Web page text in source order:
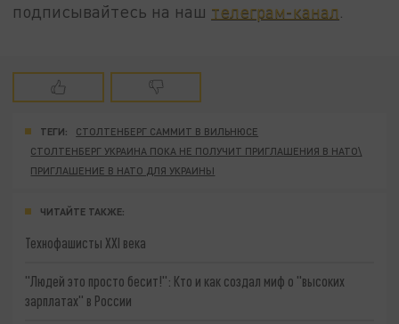
подписывайтесь на наш телеграм-канал
ТЕГИ:
СТОЛТЕНБЕРГ САММИТ В ВИЛЬНЮСЕ
СТОЛТЕНБЕРГ УКРАИНА ПОКА НЕ ПОЛУЧИТ ПРИГЛАШЕНИЯ В НАТО\
ПРИГЛАШЕНИЕ В НАТО ДЛЯ УКРАИНЫ
ЧИТАЙТЕ ТАКЖЕ:
Технофашисты XXI века
"Людей это просто бесит!": Кто и как создал миф о "высоких
зарплатах" в России